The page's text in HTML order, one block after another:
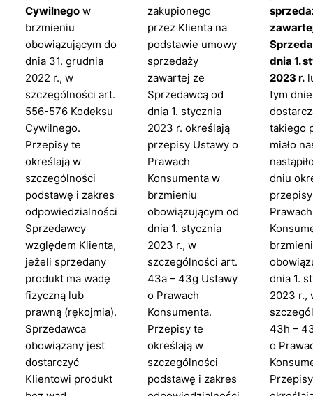
Cywilnego w
brzmieniu
obowiązującym do
dnia 31. grudnia
2022 r., w
szczególności art.
556-576 Kodeksu
Cywilnego.
Przepisy te
określają w
szczególności
podstawę i zakres
odpowiedzialności
Sprzedawcy
względem Klienta,
jeżeli sprzedany
produkt ma wadę
fizyczną lub
prawną (rękojmia).
Sprzedawca
obowiązany jest
dostarczyć
Klientowi produkt
zakupionego
przez Klienta na
podstawie umowy
sprzedaży
zawartej ze
Sprzedawcą od
dnia 1. stycznia
2023 r. określają
przepisy Ustawy o
Prawach
Konsumenta w
brzmieniu
obowiązującym od
dnia 1. stycznia
2023 r., w
szczególności art.
43a – 43g Ustawy
o Prawach
Konsumenta.
Przepisy te
określają w
szczególności
podstawę i zakres
dnia 1.
2023 r.
tym
takiego
miało
dniu
Prawach
dnia 1.
2023 r.,
43h –
o